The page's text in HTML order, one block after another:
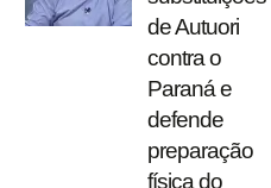
de Autuori
contra o
Paraná e
defende
preparação
física do